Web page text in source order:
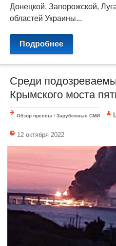
Донецкой, Запорожской,
областей Украины...
Подробнее
Среди
Крымского моста
Обзор прессы / Зарубежные СМИ
12 октября 2022